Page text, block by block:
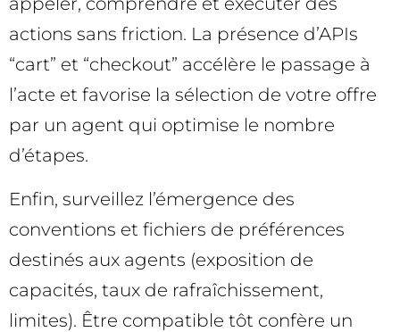
actions sans friction. La présence d’APIs
“cart” et “checkout” accélère le passage à
l’acte et favorise la sélection de votre offre
par un agent qui optimise le nombre
d’étapes.
Enfin, surveillez l’émergence des
conventions et fichiers de préférences
destinés aux agents (exposition de
capacités, taux de rafraîchissement,
limites). Être compatible tôt confère un